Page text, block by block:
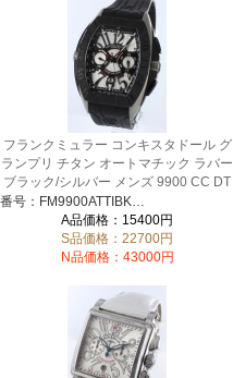
フランクミュラー コンキスタドール グ
ランプリ チタン オートマチック ラバー
ブラック/シルバー メンズ 9900 CC DT
GPG FM9900ATTIBKRUBK
A品価格：15400円
S品価格：22700円
N品価格：43000円